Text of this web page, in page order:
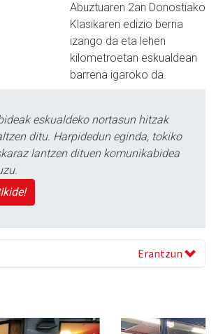
Abuztuaren 2an Donostiako
Klasikaren edizio berria
izango da eta lehen
kilometroetan eskualdean
barrena igaroko da.
eskualdeko nortasun hitzak
ditu. Harpidedun eginda, tokiko
lantzen dituen komunikabidea
Erantzun